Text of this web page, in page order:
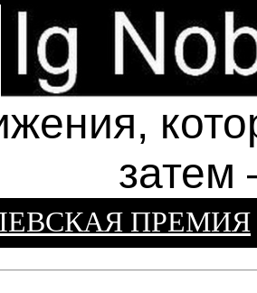
затем
ПРЕМИЯ